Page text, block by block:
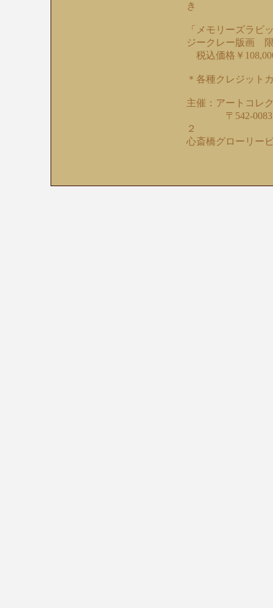
き
「メモリーズラビ
ジークレー版画
税込価格￥
＊各種クレジット
主催：アートコレ
〒542-0083 大
２
心斎橋グローリー